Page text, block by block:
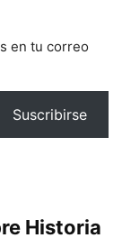
en tu correo
Suscribirse
Historia